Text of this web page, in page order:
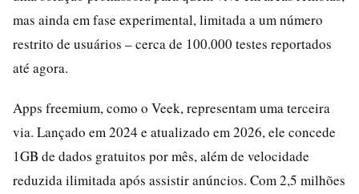
mas ainda em fase experimental, limitada a um número
restrito de usuários – cerca de 100.000 testes reportados
até agora.
Apps freemium, como o Veek, representam uma terceira
via. Lançado em 2024 e atualizado em 2026, ele concede
1GB de dados gratuitos por mês, além de velocidade
reduzida ilimitada após assistir anúncios. Com 2,5 milhões